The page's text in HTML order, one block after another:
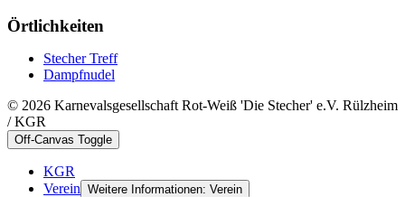
Örtlichkeiten
Stecher Treff
Dampfnudel
© 2026 Karnevalsgesellschaft Rot-Weiß 'Die Stecher' e.V. Rülzheim
/ KGR
Off-Canvas Toggle
KGR
Verein Weitere Informationen: Verein